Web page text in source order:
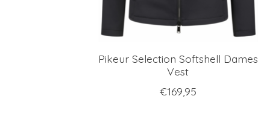
Pikeur Selection Softshell Dames
Vest
€169,95